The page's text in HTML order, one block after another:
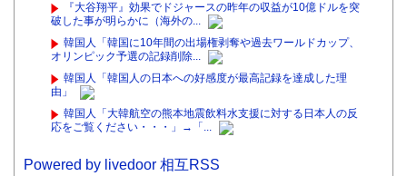
『大谷翔平』効果でドジャースの昨年の収益が10億ドルを突
破した事が明らかに（海外の...
韓国人「韓国に10年間の出場権剥奪や過去ワールドカップ、
オリンピック予選の記録削除...
韓国人「韓国人の日本への好感度が最高記録を達成した理
由」
韓国人「大韓航空の熊本地震飲料水支援に対する日本人の反
応をご覧ください・・・」→「...
Powered by livedoor 相互RSS